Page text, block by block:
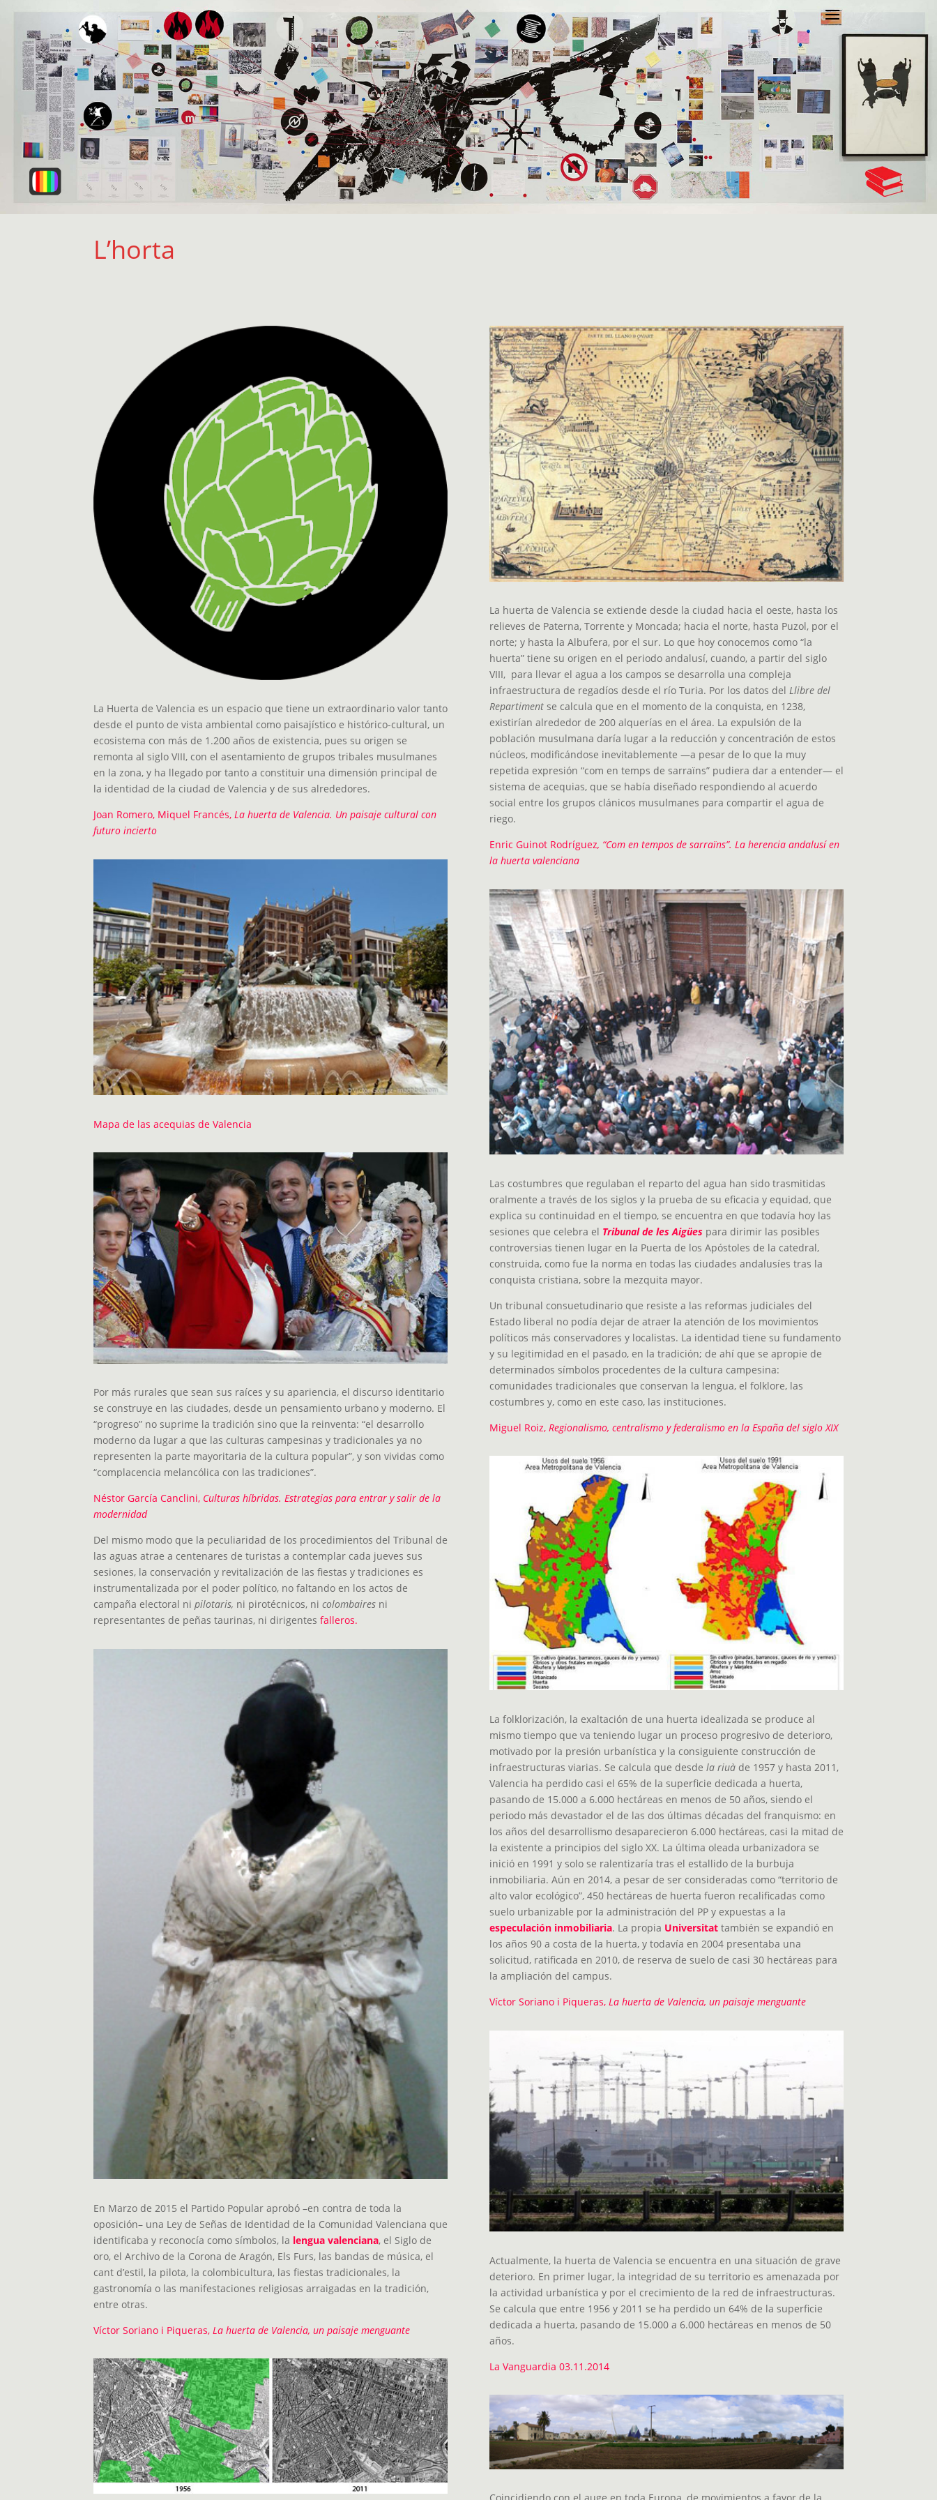
L’horta
La Huerta de Valencia es un espacio que tiene un extraordinario valor tanto
desde el punto de vista ambiental como paisajístico e histórico-cultural, un
ecosistema con más de 1.200 años de existencia, pues su origen se
remonta al siglo VIII, con el asentamiento de grupos tribales musulmanes
en la zona, y ha llegado por tanto a constituir una dimensión principal de
la identidad de la ciudad de Valencia y de sus alrededores.
Joan Romero, Miquel Francés,La huerta de Valencia. Un paisaje cultural con
futuro incierto
Mapa de las acequias de Valencia
Por más rurales que sean sus raíces y su apariencia, el discurso identitario
se construye en las ciudades, desde un pensamiento urbano y moderno. El
“progreso” no suprime la tradición sino que la reinventa: “el desarrollo
moderno da lugar a que las culturas campesinas y tradicionales ya no
representen la parte mayoritaria de la cultura popular”, y son vividas como
“complacencia melancólica con las tradiciones”.
Néstor García Canclini, Culturas híbridas. Estrategias para entrar y salir de la
modernidad
Del mismo modo que la peculiaridad de los procedimientos del Tribunal de
las aguas atrae a centenares de turistas a contemplar cada jueves sus
sesiones, la conservación y revitalización de las fiestas y tradiciones es
instrumentalizada por el poder político, no faltando en los actos de
campaña electoral nipilotaris, ni pirotécnicos, nicolombaires ni
representantes de peñas taurinas, ni dirigentesfalleros.
En Marzo de 2015 el Partido Popular aprobó –en contra de toda la
oposición– una Ley de Señas de Identidad de la Comunidad Valenciana que
identificaba y reconocía como símbolos, la lengua valenciana, el Siglo de
oro, el Archivo de la Corona de Aragón, Els Furs, las bandas de música, el
cant d’estil, la pilota, la colombicultura, las fiestas tradicionales, la
gastronomía o las manifestaciones religiosas arraigadas en la tradición,
entre otras.
Víctor Soriano i Piqueras, La huerta de Valencia, un paisaje menguante
La huerta de Valencia se extiende desde la ciudad hacia el oeste, hasta los
relieves de Paterna, Torrente y Moncada; hacia el norte, hasta Puzol, por el
norte; y hasta la Albufera, por el sur. Lo que hoy conocemos como “la
huerta” tiene su origen en el periodo andalusí, cuando, a partir del siglo
VIII, para llevar el agua a los campos se desarrolla una compleja
infraestructura de regadíos desde el río Turia. Por los datos del Llibre del
Repartimentse calcula que en el momento de la conquista, en 1238,
existirían alrededor de 200 alquerías en el área. La expulsión de la
población musulmana daría lugar a la reducción y concentración de estos
núcleos, modificándose inevitablemente —a pesar de lo que la muy
repetida expresión “com en temps de sarraïns” pudiera dar a entender— el
sistema de acequias, que se había diseñado respondiendo al acuerdo
social entre los grupos clánicos musulmanes para compartir el agua de
riego.
Enric Guinot Rodríguez, “Com en tempos de sarraïns”. La herencia andalusí en
la huerta valenciana
Las costumbres que regulaban el reparto del agua han sido trasmitidas
oralmente a través de los siglos y la prueba de su eficacia y equidad, que
explica su continuidad en el tiempo, se encuentra en que todavía hoy las
sesiones que celebra el Tribunal de les Aigüespara dirimir las posibles
controversias tienen lugar en la Puerta de los Apóstoles de la catedral,
construida, como fue la norma en todas las ciudades andalusíes tras la
conquista cristiana, sobre la mezquita mayor.
Un tribunal consuetudinario que resiste a las reformas judiciales del
Estado liberal no podía dejar de atraer la atención de los movimientos
políticos más conservadores y localistas. La identidad tiene su fundamento
y su legitimidad en el pasado, en la tradición; de ahí que se apropie de
determinados símbolos procedentes de la cultura campesina:
comunidades tradicionales que conservan la lengua, el folklore, las
costumbres y, como en este caso, las instituciones.
Miguel Roiz, Regionalismo, centralismo y federalismo en la España del siglo XIX
La folklorización, la exaltación de una huerta idealizada se produce al
mismo tiempo que va teniendo lugar un proceso progresivo de deterioro,
motivado por la presión urbanística y la consiguiente construcción de
infraestructuras viarias. Se calcula que desde la riuàde 1957 y hasta 2011,
Valencia ha perdido casi el 65% de la superficie dedicada a huerta,
pasando de 15.000 a 6.000 hectáreas en menos de 50 años, siendo el
periodo más devastador el de las dos últimas décadas del franquismo: en
los años del desarrollismo desaparecieron 6.000 hectáreas, casi la mitad de
la existente a principios del siglo XX. La última oleada urbanizadora se
inició en 1991 y solo se ralentizaría tras el estallido de la burbuja
inmobiliaria. Aún en 2014, a pesar de ser consideradas como “territorio de
alto valor ecológico”, 450 hectáreas de huerta fueron recalificadas como
suelo urbanizable por la administración del PP y expuestas a la
especulación inmobiliaria. La propia Universitattambién se expandió en
los años 90 a costa de la huerta, y todavía en 2004 presentaba una
solicitud, ratificada en 2010, de reserva de suelo de casi 30 hectáreas para
la ampliación del campus.
Víctor Soriano i Piqueras, La huerta de Valencia, un paisaje menguante
Actualmente, la huerta de Valencia se encuentra en una situación de grave
deterioro. En primer lugar, la integridad de su territorio es amenazada por
la actividad urbanística y por el crecimiento de la red de infraestructuras.
Se calcula que entre 1956 y 2011 se ha perdido un 64% de la superficie
dedicada a huerta, pasando de 15.000 a 6.000 hectáreas en menos de 50
años.
La Vanguardia 03.11.2014